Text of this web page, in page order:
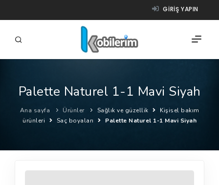
GIRIŞ YAPIN
FIRMALAR
ÜRÜNLER
NASIL ÇALIŞIR?
Palette Naturel 1-1 Mavi Siyah
Ana sayfa Ürünler Sağlık ve güzellik
Kişisel bakım
ürünleri
Saç boyaları Palette Naturel 1-1 Mavi Siyah